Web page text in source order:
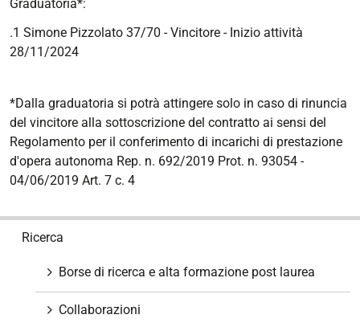
Graduatoria*:
.1 Simone Pizzolato 37/70 - Vincitore - Inizio attività
28/11/2024
*Dalla graduatoria si potrà attingere solo in caso di rinuncia
del vincitore alla sottoscrizione del contratto ai sensi del
Regolamento per il conferimento di incarichi di prestazione
d'opera autonoma Rep. n. 692/2019 Prot. n. 93054 -
04/06/2019 Art. 7 c. 4
Ricerca
Borse di ricerca e alta formazione post laurea
Collaborazioni